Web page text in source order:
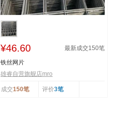
¥46.60 最新成交150笔
铁丝网片
雄睿自营旗舰店mro
成交150笔 评价3笔